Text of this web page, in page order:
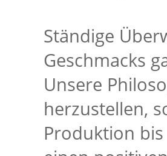
Ständige
Geschmacks
Unsere
herzustellen,
Produktion